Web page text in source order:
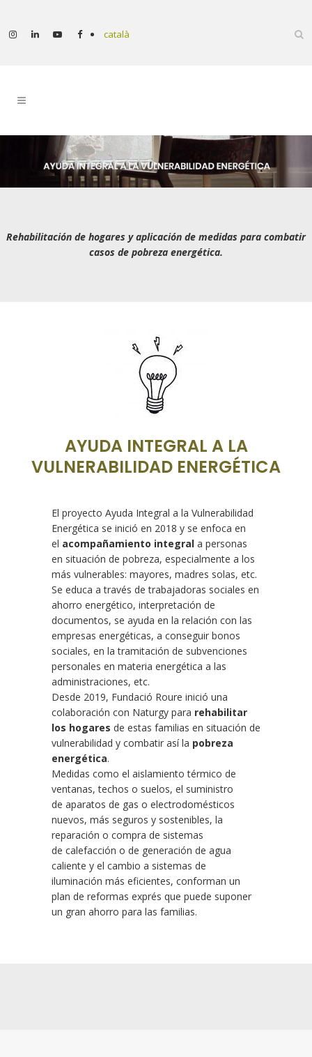
català
Rehabilitación de hogares y aplicación de medidas para combatir
casos de pobreza energética.
AYUDA INTEGRAL A LA
VULNERABILIDAD ENERGÉTICA
El proyecto Ayuda Integral a la Vulnerabilidad
Energética se inició en 2018 y se enfoca en
el acompañamiento integral a personas
en situación de pobreza, especialmente a los
más vulnerables: mayores, madres solas, etc.
Se educa a través de trabajadoras sociales en
ahorro energético, interpretación de
documentos, se ayuda en la relación con las
empresas energéticas, a conseguir bonos
sociales, en la tramitación de subvenciones
personales en materia energética a las
administraciones, etc.
Desde 2019, Fundació Roure inició una
colaboración con Naturgy para rehabilitar
los hogares de estas familias en situación de
vulnerabilidad y combatir así la pobreza
energética.
Medidas como el aislamiento térmico de
ventanas, techos o suelos, el suministro
de aparatos de gas o electrodomésticos
nuevos, más seguros y sostenibles, la
reparación o compra de sistemas
de calefacción o de generación de agua
caliente y el cambio a sistemas de
iluminación más eficientes, conforman un
plan de reformas exprés que puede suponer
un gran ahorro para las familias.